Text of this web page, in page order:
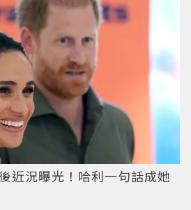
近況曝光！哈利一句話成她